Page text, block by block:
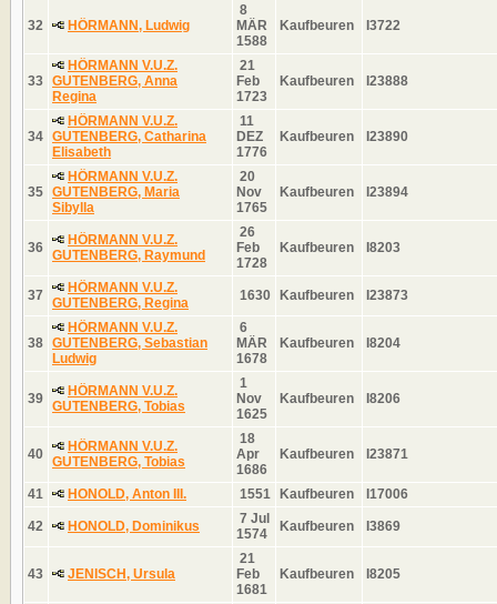
32 HÖRMANN, Ludwig
8
MÄR
1588
Kaufbeuren I3722
33
HÖRMANN V.U.Z.
GUTENBERG, Anna
Regina
21
Feb
1723
Kaufbeuren I23888
34
HÖRMANN V.U.Z.
GUTENBERG, Catharina
Elisabeth
11
DEZ
1776
Kaufbeuren I23890
35
HÖRMANN V.U.Z.
GUTENBERG, Maria
Sibylla
20
Nov
1765
Kaufbeuren I23894
36
HÖRMANN V.U.Z.
GUTENBERG, Raymund
26
Feb
1728
Kaufbeuren I8203
37
HÖRMANN V.U.Z.
GUTENBERG, Regina
1630 Kaufbeuren I23873
38
HÖRMANN V.U.Z.
GUTENBERG, Sebastian
Ludwig
6
MÄR
1678
Kaufbeuren I8204
39
HÖRMANN V.U.Z.
GUTENBERG, Tobias
1
Nov
1625
Kaufbeuren I8206
40
HÖRMANN V.U.Z.
GUTENBERG, Tobias
18
Apr
1686
Kaufbeuren I23871
41 HONOLD, Anton III. 1551 Kaufbeuren I17006
42 HONOLD, Dominikus
7 Jul
1574
Kaufbeuren I3869
43 JENISCH, Ursula
21
Feb
1681
Kaufbeuren I8205